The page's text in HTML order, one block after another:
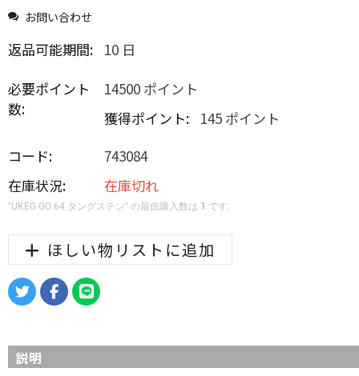
お問い合わせ
返品可能期間: 10 日
必要ポイント
数:
14500 ポイント
獲得ポイント: 145 ポイント
コード:
743084
在庫状況:
在庫切れ
"UKEG GO 64 タングステン" の最低購入数は 1 です.
ほしい物リストに追加
説明